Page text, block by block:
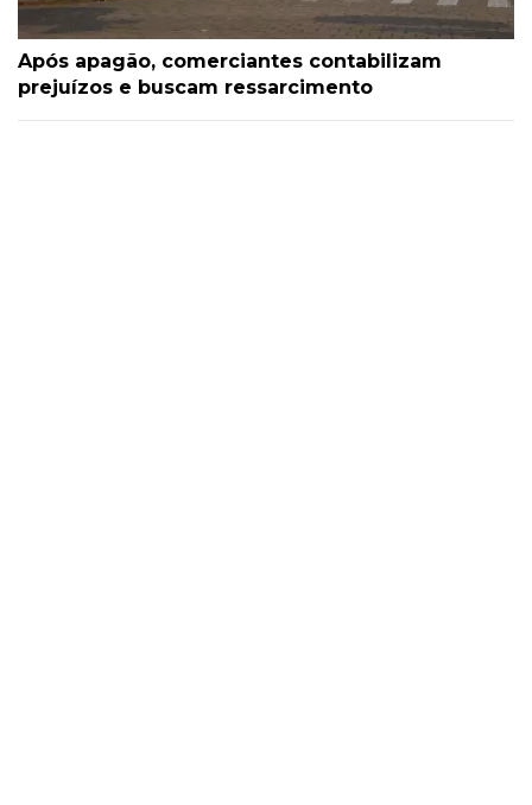
Após apagão, comerciantes contabilizam
prejuízos e buscam ressarcimento